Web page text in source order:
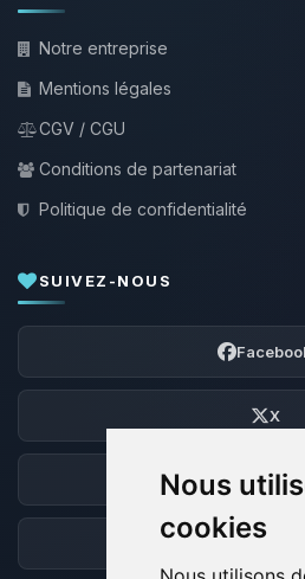
Nous
cookies
Notre entreprise
Mentions légales
CGV / CGU
Conditions de partenariat
Politique de confidentialité
SUIVEZ-NOUS
X
Forum